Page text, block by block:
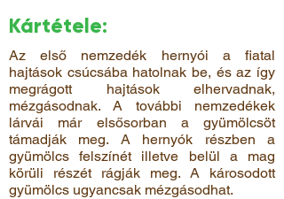
Kártétele:
Az első nemzedék hernyói a fiatal
hajtások csúcsába hatolnak be, és az így
megrágott hajtások elhervadnak,
mézgásodnak. A további nemzedékek
lárvái már elsősorban a gyümölcsöt
támadják meg. A hernyók részben a
gyümölcs felszínét illetve belül a mag
körüli részét rágják meg. A károsodott
gyümölcs ugyancsak mézgásodhat.